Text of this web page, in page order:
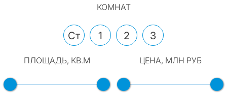
КОМНАТ
Ст 1 2 3
ПЛОЩАДЬ, КВ.М ЦЕНА, МЛН РУБ